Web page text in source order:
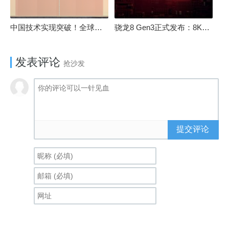
中国技术实现突破！全球最先进的3D NAND存储芯片被发现 骁龙8 Gen3正式发布：8K240手游成真！AI性能飙升98％
发表评论 抢沙发
提交评论